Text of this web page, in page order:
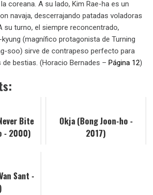
coreana. A su lado, Kim Rae-ha es un
navaja, descerrajando patadas voladoras
su turno, el siempre reconcentrado,
(magnífico protagonista de Turning
soo) sirve de contrapeso perfecto para
bestias. (Horacio Bernades – Página 12)
Bite
- 2000)
Okja (Bong Joon-ho -
2017)
Sant -